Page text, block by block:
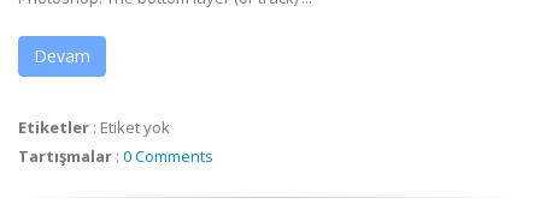
Devam
Etiketler : Etiket yok
Tartışmalar : 0 Comments